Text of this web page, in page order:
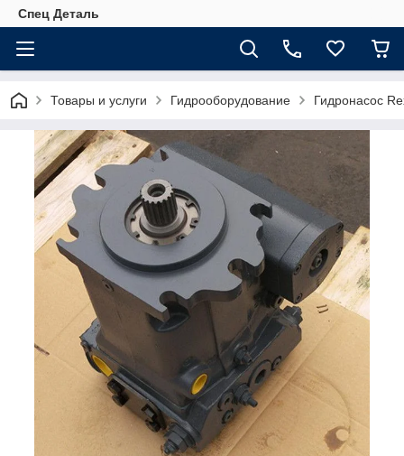
Спец Деталь
Товары и услуги Гидрооборудование Гидронасос